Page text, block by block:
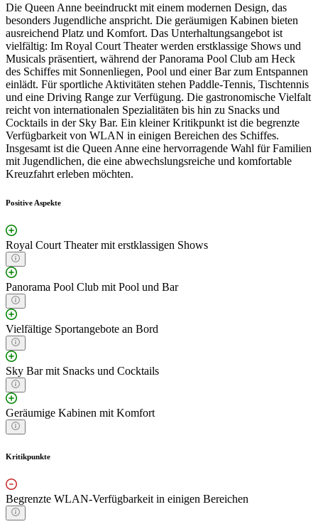
Die Queen Anne beeindruckt mit einem modernen Design, das
besonders Jugendliche anspricht. Die geräumigen Kabinen bieten
ausreichend Platz und Komfort. Das Unterhaltungsangebot ist
vielfältig: Im Royal Court Theater werden erstklassige Shows und
Musicals präsentiert, während der Panorama Pool Club am Heck
des Schiffes mit Sonnenliegen, Pool und einer Bar zum Entspannen
einlädt. Für sportliche Aktivitäten stehen Paddle-Tennis, Tischtennis
und eine Driving Range zur Verfügung. Die gastronomische Vielfalt
reicht von internationalen Spezialitäten bis hin zu Snacks und
Cocktails in der Sky Bar. Ein kleiner Kritikpunkt ist die begrenzte
Verfügbarkeit von WLAN in einigen Bereichen des Schiffes.
Insgesamt ist die Queen Anne eine hervorragende Wahl für Familien
mit Jugendlichen, die eine abwechslungsreiche und komfortable
Kreuzfahrt erleben möchten.
Positive Aspekte
Royal Court Theater mit erstklassigen Shows
Panorama Pool Club mit Pool und Bar
Vielfältige Sportangebote an Bord
Sky Bar mit Snacks und Cocktails
Geräumige Kabinen mit Komfort
Kritikpunkte
Begrenzte WLAN-Verfügbarkeit in einigen Bereichen